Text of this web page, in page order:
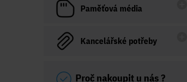
Paměťová média
Kancelářské potřeby
Proč nakoupit u nás ?